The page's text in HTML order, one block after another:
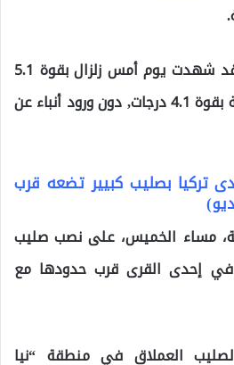
هذا وكانت ولاية نيغدة قد شهدت يوم أمس زلزال بقوة 5.1
درجات, تبعه هزة ارتدادية بقوة 4.1 درجات, دون ورود أنباء عن
تركيا بصليب كبيير تضعه قرب
مساء الخميس، على نصب صليب
إحدى القرى قرب حدودها مع
العملاق في منطقة “نيا